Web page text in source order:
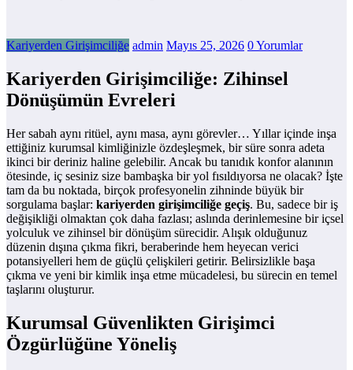
Kariyerden Girişimciliğe admin Mayıs 25, 2026 0 Yorumlar
Kariyerden Girişimciliğe: Zihinsel
Dönüşümün Evreleri
Her sabah aynı ritüel, aynı masa, aynı görevler… Yıllar içinde inşa
ettiğiniz kurumsal kimliğinizle özdeşleşmek, bir süre sonra adeta
ikinci bir deriniz haline gelebilir. Ancak bu tanıdık konfor alanının
ötesinde, iç sesiniz size bambaşka bir yol fısıldıyorsa ne olacak? İşte
tam da bu noktada, birçok profesyonelin zihninde büyük bir
sorgulama başlar: kariyerden girişimciliğe geçiş. Bu, sadece bir iş
değişikliği olmaktan çok daha fazlası; aslında derinlemesine bir içsel
yolculuk ve zihinsel bir dönüşüm sürecidir. Alışık olduğunuz
düzenin dışına çıkma fikri, beraberinde hem heyecan verici
potansiyelleri hem de güçlü çelişkileri getirir. Belirsizlikle başa
çıkma ve yeni bir kimlik inşa etme mücadelesi, bu sürecin en temel
taşlarını oluşturur.
Kurumsal Güvenlikten Girişimci
Özgürlüğüne Yöneliş